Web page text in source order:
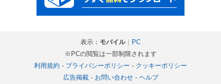
表示： モバイル｜ PC
※PCの閲覧は一部制限されます
利用規約 - プライバシーポリシー - クッキーポリシー
広告掲載- お問い合わせ- ヘルプ